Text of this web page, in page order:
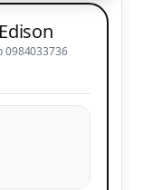
0984033736